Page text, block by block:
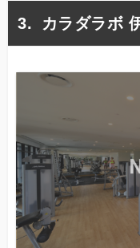
カラダラボ